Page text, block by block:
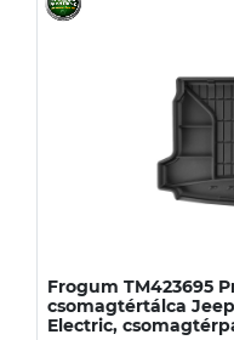
Frogum TM423695
csomagtértálca
Electric,